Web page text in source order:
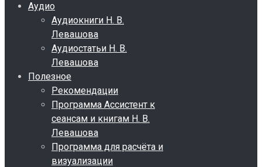
Аудио
Аудиокниги Н. В.
Левашова
Аудиостатьи Н. В.
Левашова
Полезное
Рекомендации
Программа Ассистент к
сеансам и книгам Н. В.
Левашова
Программа для расчёта и
визуализации